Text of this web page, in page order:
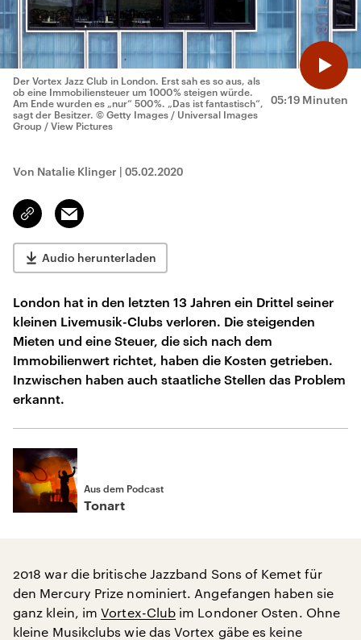
05:19 Minuten
Der Vortex Jazz Club in London. Erst sah es so aus, als
ob eine Immobiliensteuer um 1000 % steigen würde.
Am Ende wurden es „nur“ 500 %. „Das ist fantastisch“,
sagt der Besitzer. © Getty Images / Universal Images
Group / View Pictures
Von Natalie Klinger | 05.02.2020
Link
kopieren/teilen
Email
Audio herunterladen
London hat in den letzten 13 Jahren ein Drittel seiner
kleinen Livemusik-Clubs verloren. Die steigenden
Mieten und eine Steuer, die sich nach dem
Immobilienwert richtet, haben die Kosten getrieben.
Inzwischen haben auch staatliche Stellen das Problem
erkannt.
Aus dem Podcast
Tonart
2018 war die britische Jazzband Sons of Kemet für
den Mercury Prize nominiert. Angefangen haben sie
ganz klein, imVortex-Club im Londoner Osten. Ohne
kleine Musikclubs wie das Vortex gäbe es keine